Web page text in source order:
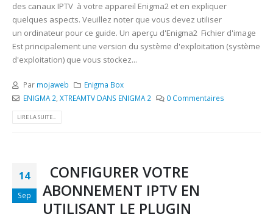
des canaux IPTV à votre appareil Enigma2 et en expliquer
quelques aspects. Veuillez noter que vous devez utiliser
un ordinateur pour ce guide. Un aperçu d'Enigma2 Fichier d'image
Est principalement une version du système d'exploitation (système
d'exploitation) que vous stockez...
Par mojaweb
Enigma Box
ENIGMA 2 XTREAMTV DANS ENIGMA 2 0 Commentaires
LIRE LA SUITE...
14
Sep
CONFIGURER VOTRE
ABONNEMENT IPTV EN
UTILISANT LE PLUGIN